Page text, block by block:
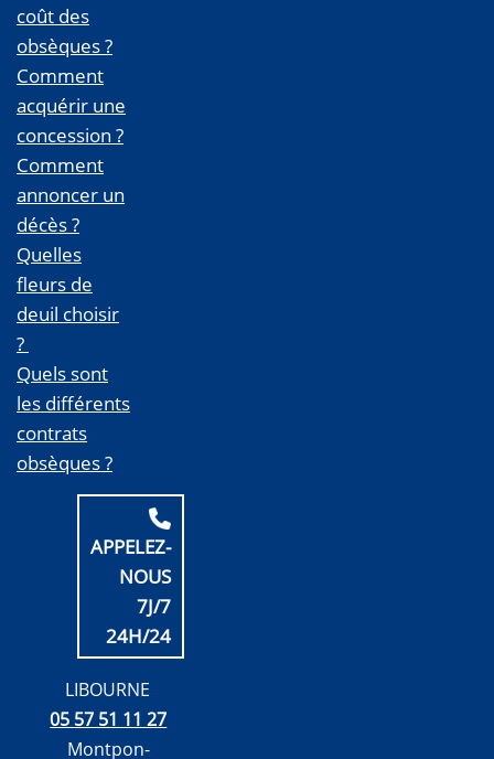
coût des
obsèques ?
Comment
acquérir une
concession ?
Comment
annoncer un
décès ?
Quelles
fleurs de
deuil choisir
?
Quels sont
les différents
contrats
obsèques ?
APPELEZ-
NOUS
7J/7
24H/24
LIBOURNE
05 57 51 11 27
Montpon-